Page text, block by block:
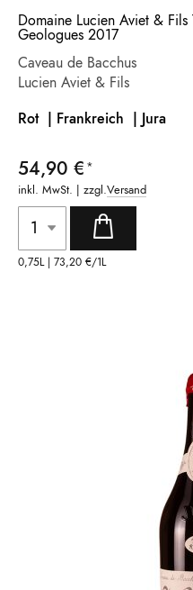
Domaine Lucien Aviet & Fils
Geologues 2017
Caveau de Bacchus
Lucien Aviet & Fils
Rot | Frankreich | Jura
54,90 €
inkl. MwSt. | zzgl.Versand
0,75L | 73,20 €/1L